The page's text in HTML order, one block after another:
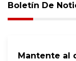
Boletín De
Mantente al